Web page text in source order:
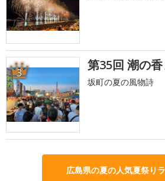
3 第35回 潮の
坂町の夏の風物詩
広島県の夏の人気夏祭り